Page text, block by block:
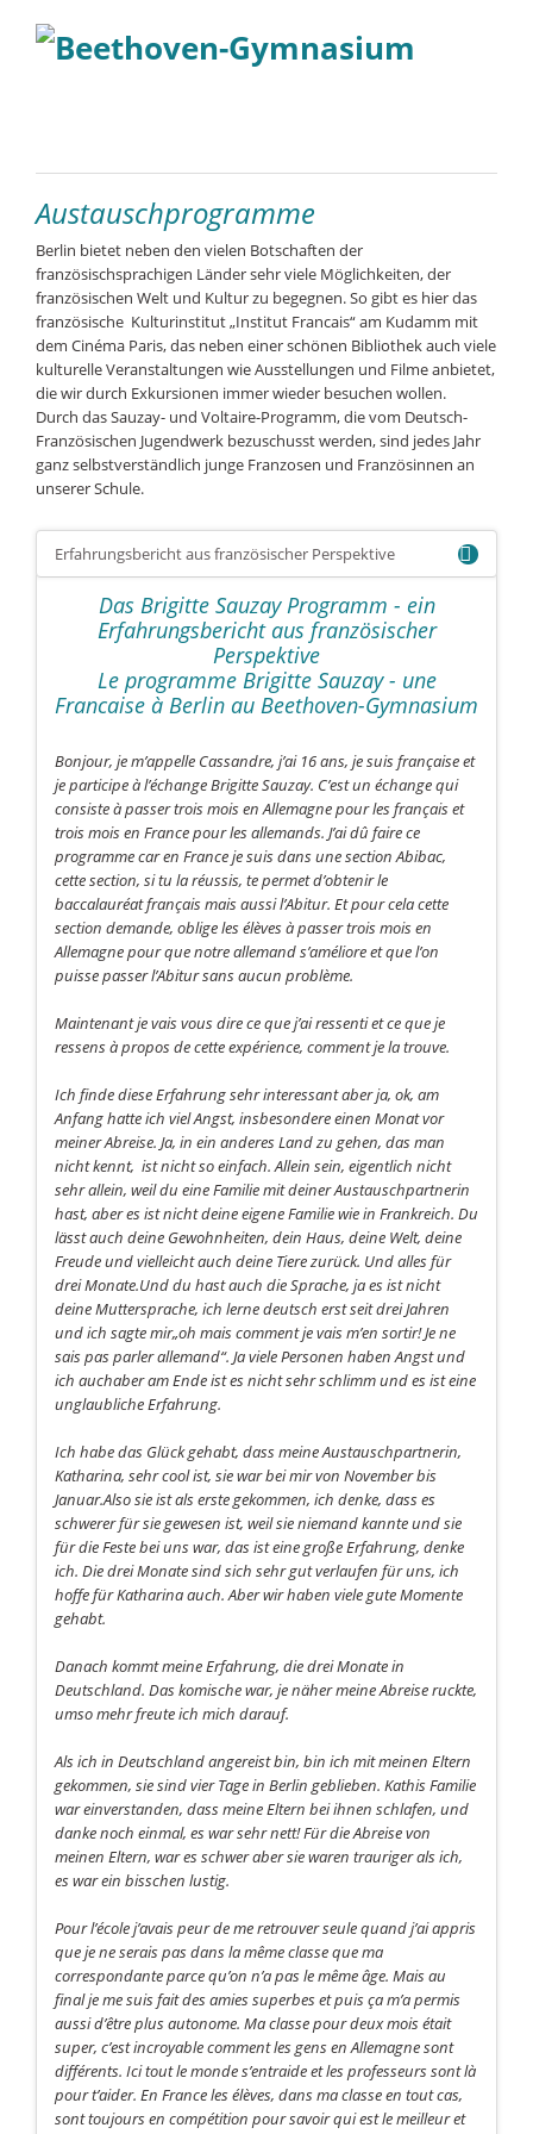
Austauschprogramme
Berlin bietet neben den vielen Botschaften der
französischsprachigen Länder sehr viele Möglichkeiten, der
französischen Welt und Kultur zu begegnen. So gibt es hier das
französische Kulturinstitut „Institut Francais“ am Kudamm mit
dem Cinéma Paris, das neben einer schönen Bibliothek auch viele
kulturelle Veranstaltungen wie Ausstellungen und Filme anbietet,
die wir durch Exkursionen immer wieder besuchen wollen.
Durch das Sauzay- und Voltaire-Programm, die vom Deutsch-
Französischen Jugendwerk bezuschusst werden, sind jedes Jahr
ganz selbstverständlich junge Franzosen und Französinnen an
unserer Schule.
Erfahrungsbericht aus französischer Perspektive
Das Brigitte Sauzay Programm - ein
Erfahrungsbericht aus französischer
Perspektive
Le programme Brigitte Sauzay - une
Francaise à Berlin au Beethoven-Gymnasium
Bonjour, je m’appelle Cassandre, j’ai 16 ans, je suis française et
je participe à l’échange Brigitte Sauzay. C’est un échange qui
consiste à passer trois mois en Allemagne pour les français et
trois mois en France pour les allemands. J’ai dû faire ce
programme car en France je suis dans une section Abibac,
cette section, si tu la réussis, te permet d’obtenir le
baccalauréat français mais aussi l’Abitur. Et pour cela cette
section demande, oblige les élèves à passer trois mois en
Allemagne pour que notre allemand s’améliore et que l’on
puisse passer l’Abitur sans aucun problème.
Maintenant je vais vous dire ce que j’ai ressenti et ce que je
ressens à propos de cette expérience, comment je la trouve.
Ich finde diese Erfahrung sehr interessant aber ja, ok, am
Anfang hatte ich viel Angst, insbesondere einen Monat vor
meiner Abreise. Ja, in ein anderes Land zu gehen, das man
nicht kennt, ist nicht so einfach. Allein sein, eigentlich nicht
sehr allein, weil du eine Familie mit deiner Austauschpartnerin
hast, aber es ist nicht deine eigene Familie wie in Frankreich. Du
lässt auch deine Gewohnheiten, dein Haus, deine Welt, deine
Freude und vielleicht auch deine Tiere zurück. Und alles für
drei Monate.Und du hast auch die Sprache, ja es ist nicht
deine Muttersprache, ich lerne deutsch erst seit drei Jahren
und ich sagte mir„oh mais comment je vais m’en sortir! Je ne
sais pas parler allemand“. Ja viele Personen haben Angst und
ich auchaber am Ende ist es nicht sehr schlimm und es ist eine
unglaubliche Erfahrung.
Ich habe das Glück gehabt, dass meine Austauschpartnerin,
Katharina, sehr cool ist, sie war bei mir von November bis
Januar.Also sie ist als erste gekommen, ich denke, dass es
schwerer für sie gewesen ist, weil sie niemand kannte und sie
für die Feste bei uns war, das ist eine große Erfahrung, denke
ich. Die drei Monate sind sich sehr gut verlaufen für uns, ich
hoffe für Katharina auch. Aber wir haben viele gute Momente
gehabt.
Danach kommt meine Erfahrung, die drei Monate in
Deutschland. Das komische war, je näher meine Abreise ruckte,
umso mehr freute ich mich darauf.
Als ich in Deutschland angereist bin, bin ich mit meinen Eltern
gekommen, sie sind vier Tage in Berlin geblieben. Kathis Familie
war einverstanden, dass meine Eltern bei ihnen schlafen, und
danke noch einmal, es war sehr nett! Für die Abreise von
meinen Eltern, war es schwer aber sie waren trauriger als ich,
es war ein bisschen lustig.
Pour l’école j’avais peur de me retrouver seule quand j’ai appris
que je ne serais pas dans la même classe que ma
correspondante parce qu’on n’a pas le même âge. Mais au
final je me suis fait des amies superbes et puis ça m’a permis
aussi d’être plus autonome. Ma classe pour deux mois était
super, c’est incroyable comment les gens en Allemagne sont
différents. Ici tout le monde s’entraide et les professeurs sont là
pour t’aider. En France les élèves, dans ma classe en tout cas,
sont toujours en compétition pour savoir qui est le meilleur et